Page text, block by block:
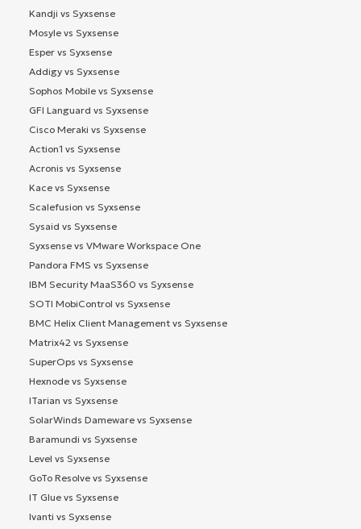
Kandji vs Syxsense
Mosyle vs Syxsense
Esper vs Syxsense
Addigy vs Syxsense
Sophos Mobile vs Syxsense
GFI Languard vs Syxsense
Cisco Meraki vs Syxsense
Action1 vs Syxsense
Acronis vs Syxsense
Kace vs Syxsense
Scalefusion vs Syxsense
Sysaid vs Syxsense
Syxsense vs VMware Workspace One
Pandora FMS vs Syxsense
IBM Security MaaS360 vs Syxsense
SOTI MobiControl vs Syxsense
BMC Helix Client Management vs Syxsense
Matrix42 vs Syxsense
SuperOps vs Syxsense
Hexnode vs Syxsense
ITarian vs Syxsense
SolarWinds Dameware vs Syxsense
Baramundi vs Syxsense
Level vs Syxsense
GoTo Resolve vs Syxsense
IT Glue vs Syxsense
Ivanti vs Syxsense